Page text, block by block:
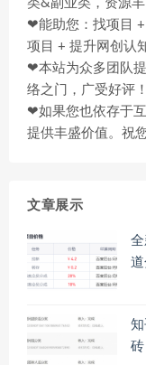
类&副业类，资源丰
❤能助您：找项目
项目 + 提升网创认
❤本站为众多团队
络之门，广受好评！
❤如果您也依存于
提供丰盛价值。祝
文章展示
砖